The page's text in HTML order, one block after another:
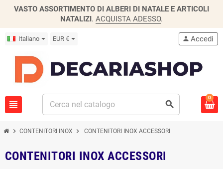
VASTO ASSORTIMENTO DI ALBERI DI NATALE E ARTICOLI
NATALIZI. ACQUISTA ADESSO.
Italiano EUR €
view_headline search
person Accedi
0
chevron_right CONTENITORI INOX chevron_right CONTENITORI INOX ACCESSORI
CONTENITORI INOX ACCESSORI